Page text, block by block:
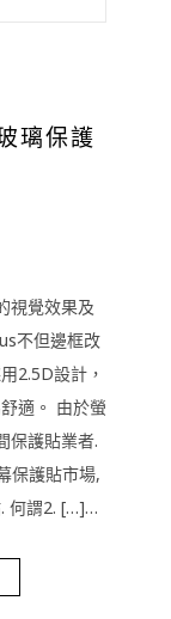
璃保護
視覺效果及
不但邊框改
2.5D設計，
適。 由於螢
保護貼業者.
保護貼市場,
. 何謂2. […]…